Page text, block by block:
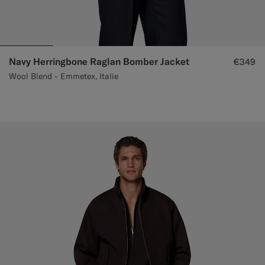
Navy Herringbone Raglan Bomber Jacket
Wool Blend - Emmetex, Italie
€349